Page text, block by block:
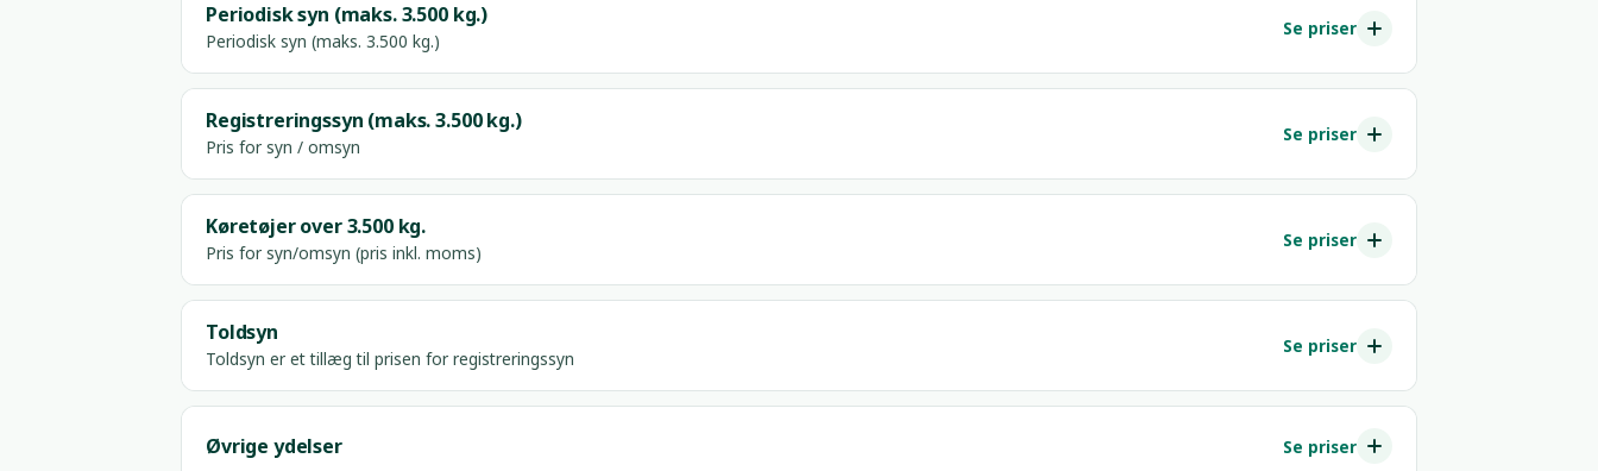
Periodisk syn (maks. 3.500 kg.)
Periodisk syn (maks. 3.500 kg.)
Se priser
Registreringssyn (maks. 3.500 kg.)
Pris for syn / omsyn
Se priser
Køretøjer over 3.500 kg.
Pris for syn/omsyn (pris inkl. moms)
Se priser
Toldsyn
Toldsyn er et tillæg til prisen for registreringssyn
Se priser
Øvrige ydelser Se priser